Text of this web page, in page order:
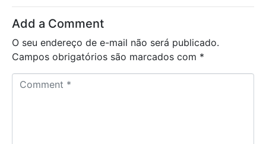
Add a Comment
O seu endereço de e-mail não será publicado.
Campos obrigatórios são marcados com *